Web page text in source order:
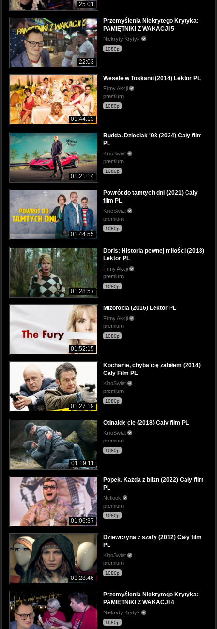
25:01
22:03
Przemyślenia Niekrytego Krytyka:
PAMIĘTNIKI Z WAKACJI 5
Niekryty Krytyk
1080p
01:44:13
Wesele w Toskanii (2014) Lektor PL
Filmy Akcji
premium
1080p
01:21:14
Budda. Dzieciak '98 (2024) Cały film
PL
KinoSwiat
premium
1080p
01:44:55
Powrót do tamtych dni (2021) Cały
film PL
KinoSwiat
premium
1080p
01:28:57
Doris: Historia pewnej miłości (2018)
Lektor PL
Filmy Akcji
premium
1080p
01:52:15
Mizofobia (2016) Lektor PL
Filmy Akcji
premium
1080p
01:27:19
Kochanie, chyba cię zabiłem (2014)
Cały Film PL
KinoSwiat
premium
1080p
01:19:11
Odnajdę cię (2018) Cały film PL
KinoSwiat
premium
1080p
01:06:37
Popek. Każda z blizn (2022) Cały film
PL
Netlook
premium
1080p
01:28:46
Dziewczyna z szafy (2012) Cały film
PL
KinoSwiat
premium
1080p
Przemyślenia Niekrytego Krytyka:
PAMIĘTNIKI Z WAKACJI 4
Niekryty Krytyk
1080p